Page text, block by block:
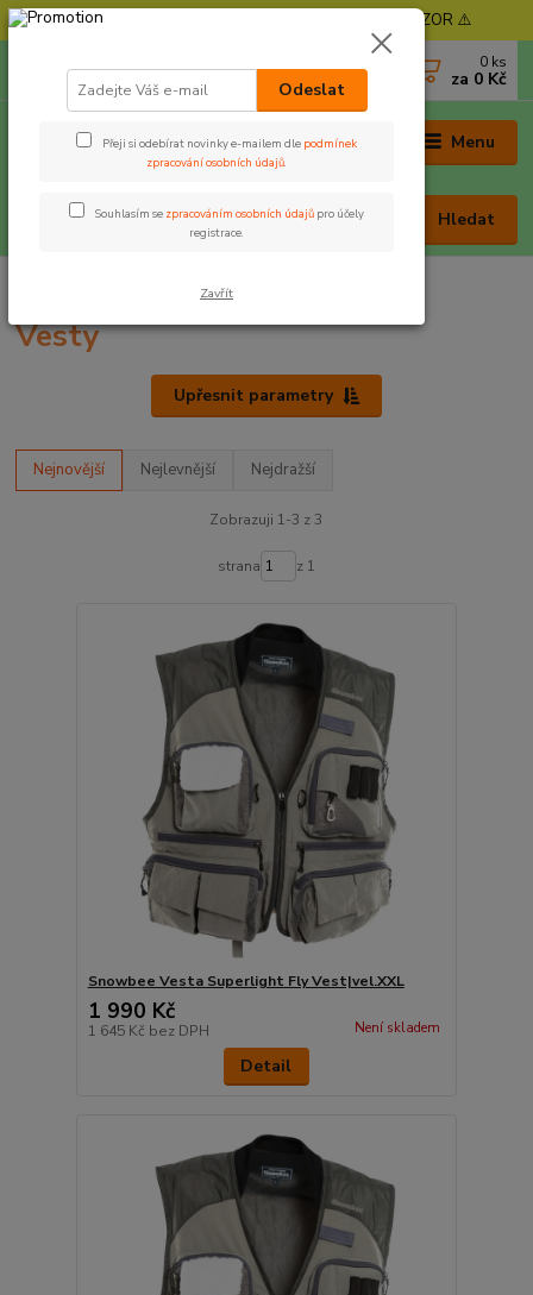
⚠️ POZOR - Objednávky expedujeme od 11. 8. - POZOR ⚠️
Menu
Hledat
0 ks
za 0 Kč
Vesty
Upřesnit parametry
Nejnovější Nejlevnější Nejdražší
Zobrazuji 1-3 z 3
strana z 1
Snowbee Vesta Superlight Fly Vest|vel.XXL
1 990 Kč
1 645 Kč bez DPH Není skladem
Detail
Odeslat
Přeji si odebírat novinky e-mailem dle podmínek
zpracování osobních údajů.
Souhlasím se zpracováním osobních údajů pro účely
registrace.
Zavřít